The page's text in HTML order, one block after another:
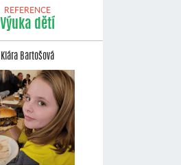
REFERENCE
Výuka dětí
Klára Bartošová